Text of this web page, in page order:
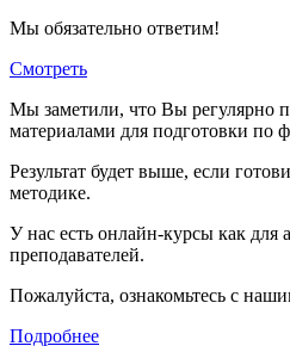
Мы обязательно ответим!
Смотреть
Мы заметили, что Вы регулярно
материалами для подготовки по
Результат будет выше, если
методике.
У нас есть онлайн-курсы как для
преподавателей.
Пожалуйста, ознакомьтесь с
Подробнее